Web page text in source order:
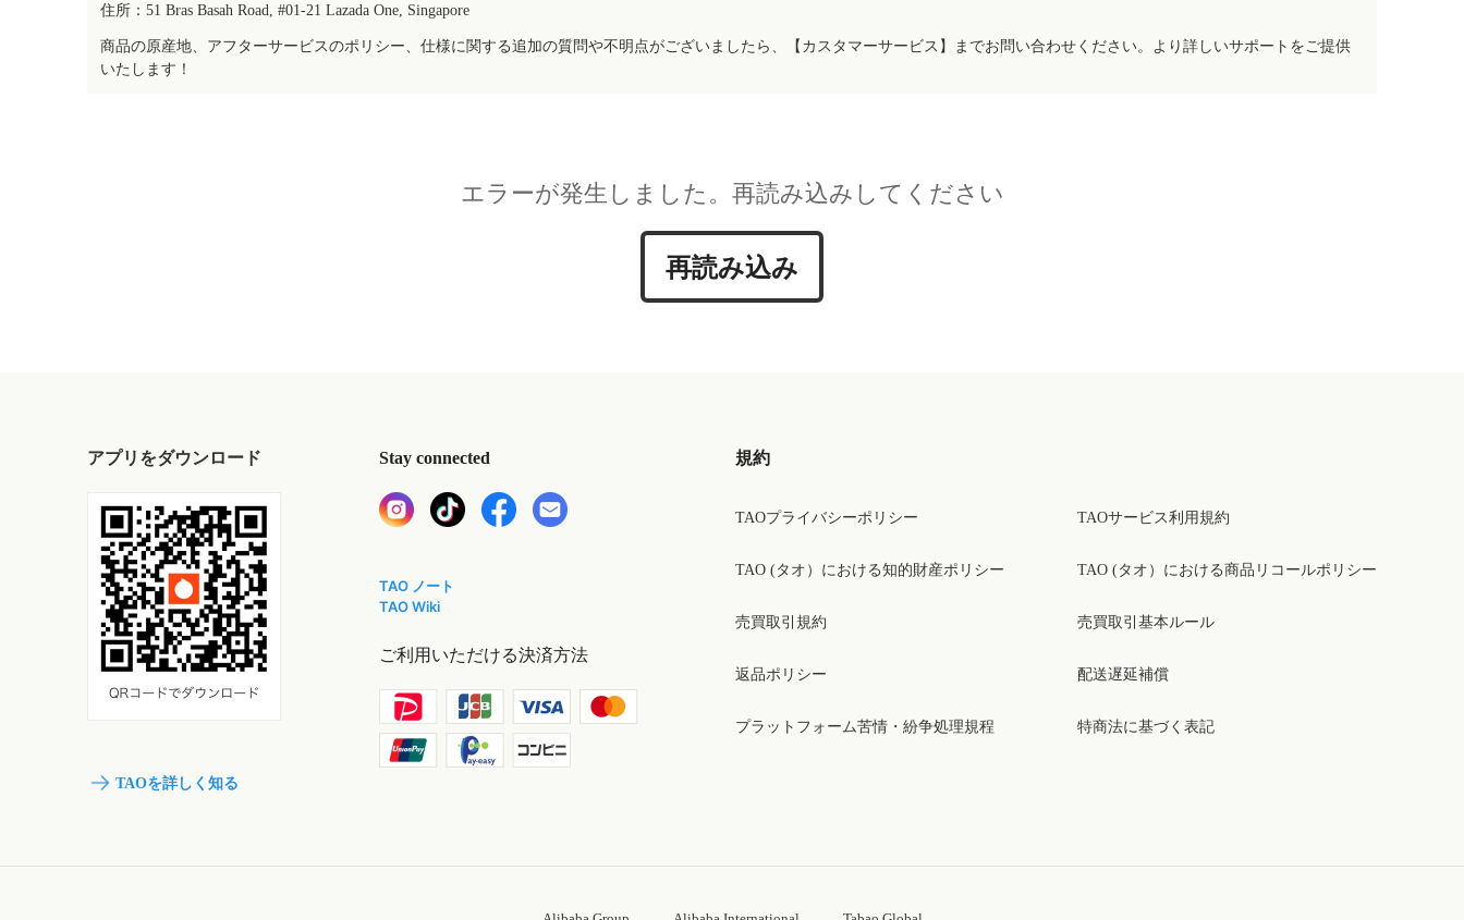
住所：51 Bras Basah Road, #01-21 Lazada One, Singapore
商品の原産地、アフターサービスのポリシー、仕様に関する追加の質問や不明点がございましたら、【カスタマーサービス】までお問い合わせください。より詳しいサポートをご提供
いたします！
エラーが発生しました。再読み込みしてください
再読み込み
アプリをダウンロード
TAOを詳しく知る
Stay connected
TAO ノート
TAO Wiki
ご利用いただける決済方法
規約
TAOプライバシーポリシー
TAO (タオ）における知的財産ポリシー
売買取引規約
返品ポリシー
プラットフォーム苦情・紛争処理規程
TAOサービス利用規約
TAO (タオ）における商品リコールポリシー
売買取引基本ルール
配送遅延補償
特商法に基づく表記